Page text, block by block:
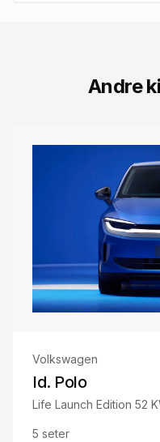
Andre
Volkswagen
Id. Polo
Life Launch Edition 52
5 seter